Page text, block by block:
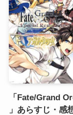
「Fate/Grand
」あらすじ・感